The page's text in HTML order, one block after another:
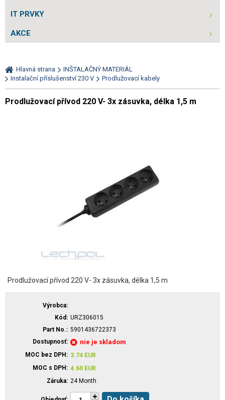
IT PRVKY
AKCE
Hlavná strana
INŠTALAČNÝ MATERIÁL
Instalační příslušenství 230 V
Prodlužovací kabely
Prodlužovací přívod 220 V- 3x zásuvka, délka 1,5 m
Prodlužovací přívod 220 V- 3x zásuvka, délka 1,5 m
Výrobca
Kód
URZ306015
Part No.
5901436722373
Dostupnosť
nie je skladom
MOC bez DPH 3.74 EUR
MOC s DPH
4.60 EUR
Záruka 24 Month